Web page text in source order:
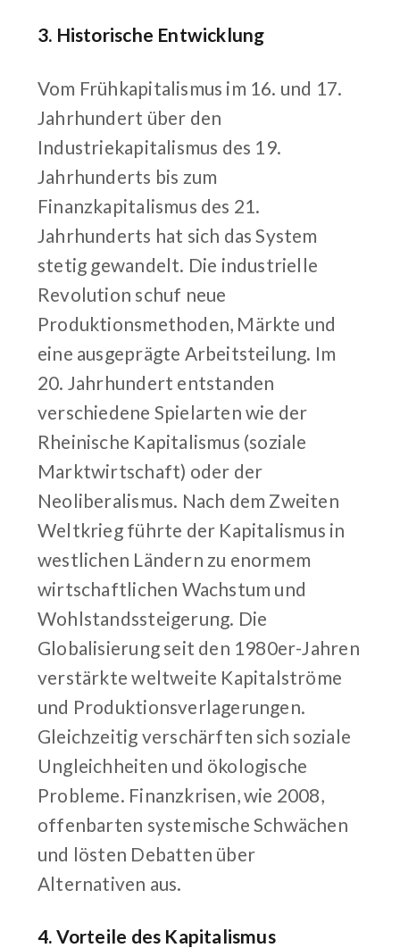
3. Historische Entwicklung
Vom Frühkapitalismus im 16. und 17.
Jahrhundert über den
Industriekapitalismus des 19.
Jahrhunderts bis zum
Finanzkapitalismus des 21.
Jahrhunderts hat sich das System
stetig gewandelt. Die industrielle
Revolution schuf neue
Produktionsmethoden, Märkte und
eine ausgeprägte Arbeitsteilung. Im
20. Jahrhundert entstanden
verschiedene Spielarten wie der
Rheinische Kapitalismus (soziale
Marktwirtschaft) oder der
Neoliberalismus. Nach dem Zweiten
Weltkrieg führte der Kapitalismus in
westlichen Ländern zu enormem
wirtschaftlichen Wachstum und
Wohlstandssteigerung. Die
Globalisierung seit den 1980er-Jahren
verstärkte weltweite Kapitalströme
und Produktionsverlagerungen.
Gleichzeitig verschärften sich soziale
Ungleichheiten und ökologische
Probleme. Finanzkrisen, wie 2008,
offenbarten systemische Schwächen
und lösten Debatten über
Alternativen aus.
4. Vorteile des Kapitalismus